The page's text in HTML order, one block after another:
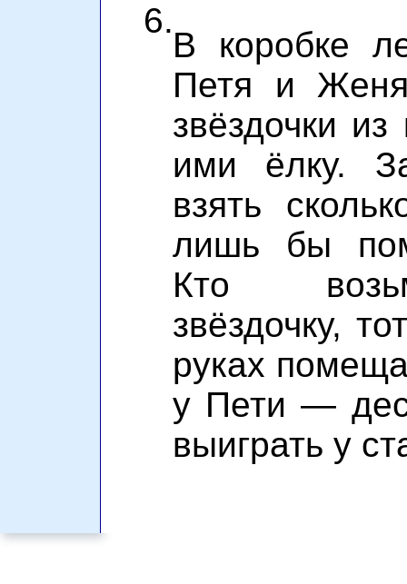
6.
В коробке
Петя и
звёздочки
ими ёлку.
взять
лишь бы
Кто
звёздочку,
руках
у Пети —
выиграть у